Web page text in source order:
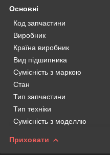
Основні
Код запчастини
Виробник
Країна виробник
Вид підшипника
Сумісність з маркою
Стан
Тип запчастини
Тип техніки
Сумісність з моделлю
Приховати